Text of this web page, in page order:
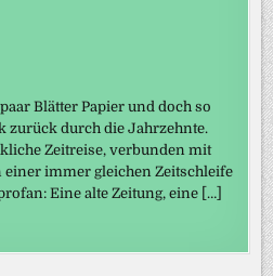
Blätter Papier und doch so
zurück durch die Jahrzehnte.
Zeitreise, verbunden mit
einer immer gleichen Zeitschleife
Eine alte Zeitung, eine […]